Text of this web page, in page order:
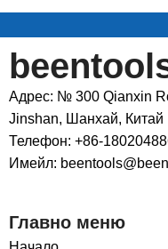
Адрес: № 300 Qianxin
Jinshan, Шанхай, Китай
Телефон: +86-
Имейл:
Главно меню